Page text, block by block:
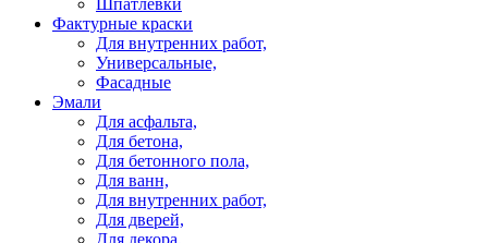
Шпатлевки
Фактурные краски
Для внутренних работ,
Универсальные,
Фасадные
Эмали
Для асфальта,
Для бетона,
Для бетонного пола,
Для ванн,
Для внутренних работ,
Для дверей,
Для декора,